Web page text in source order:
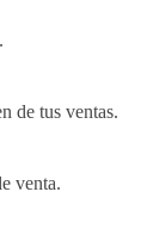
de tus ventas.
venta.